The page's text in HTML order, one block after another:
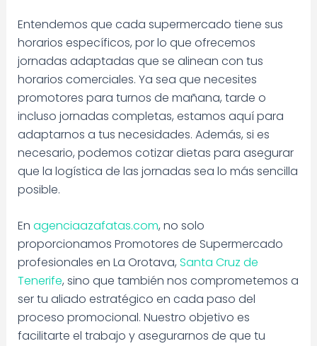
Entendemos que cada supermercado tiene sus
horarios específicos, por lo que ofrecemos
jornadas adaptadas que se alinean con tus
horarios comerciales. Ya sea que necesites
promotores para turnos de mañana, tarde o
incluso jornadas completas, estamos aquí para
adaptarnos a tus necesidades. Además, si es
necesario, podemos cotizar dietas para asegurar
que la logística de las jornadas sea lo más sencilla
posible.
En agenciaazafatas.com, no solo
proporcionamos Promotores de Supermercado
profesionales en La Orotava, Santa Cruz de
Tenerife, sino que también nos comprometemos a
ser tu aliado estratégico en cada paso del
proceso promocional. Nuestro objetivo es
facilitarte el trabajo y asegurarnos de que tu